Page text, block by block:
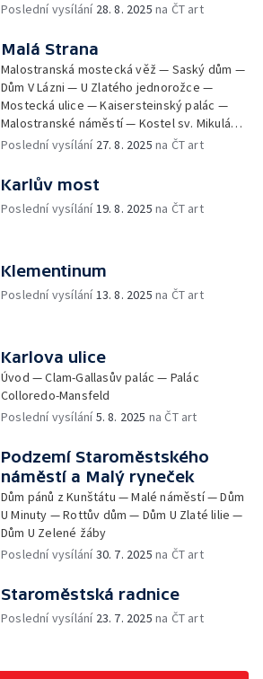
slunců (Nerudova 47) — Radniční schody
Poslední vysílání 28. 8. 2025 na ČT art
Malá Strana
Malostranská mostecká věž — Saský dům —
Dům V Lázni — U Zlatého jednorožce —
Mostecká ulice — Kaisersteinský palác —
Malostranské náměstí — Kostel sv. Mikuláše
— Trojický sloup — Lichtenštejnský palác
Poslední vysílání 27. 8. 2025 na ČT art
Karlův most
Poslední vysílání19. 8. 2025 na ČT art
Klementinum
Poslední vysílání13. 8. 2025 na ČT art
Karlova ulice
Úvod — Clam-Gallasův palác — Palác
Colloredo-Mansfeld
Poslední vysílání5. 8. 2025 na ČT art
Podzemí Staroměstského
náměstí a Malý ryneček
Dům pánů z Kunštátu — Malé náměstí — Dům
U Minuty — Rottův dům — Dům U Zlaté lilie —
Dům U Zelené žáby
Poslední vysílání30. 7. 2025 na ČT art
Staroměstská radnice
Poslední vysílání 23. 7. 2025 na ČT art